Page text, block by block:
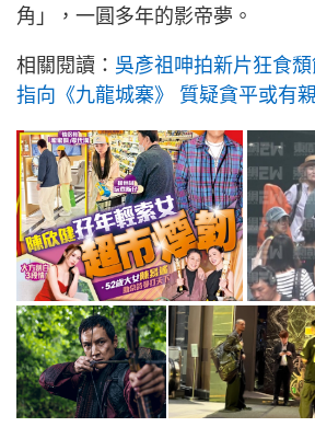
角」，一圓多年的影帝夢。
相關閱讀： 吳彥祖呻拍新片狂食
指向《九龍城寨》 質疑貪平或有